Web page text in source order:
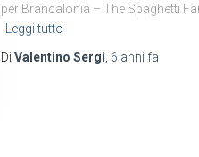
per Brancalonia – The Spaghetti
Leggi tutto
Di Valentino Sergi 6 anni fa